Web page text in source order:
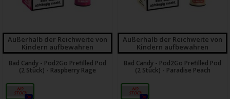
Außerhalb der Reichweite von
Kindern aufbewahren
Bad Candy - Pod2Go Prefilled Pod
(2 Stück) - Raspberry Rage
20mg
0x
Außerhalb der Reichweite von
Kindern aufbewahren
Bad Candy - Pod2Go Prefilled Pod
(2 Stück) - Paradise Peach
20mg
0x